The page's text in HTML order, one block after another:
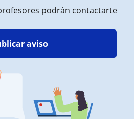
podrán contactarte
aviso